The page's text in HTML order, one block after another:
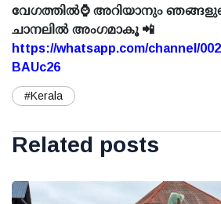
വേഗത്തിൽ⌚ അറിയാനും
ചാനലിൽ അംഗമാകൂ 📲
https://whatsapp.com/channel/
BAUc26
#Kerala
Related posts